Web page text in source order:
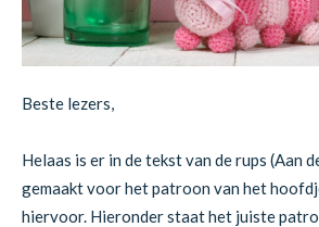
Beste lezers,
Helaas is er in de tekst van de rups (Aan
gemaakt voor het patroon van het
hiervoor. Hieronder staat het juiste